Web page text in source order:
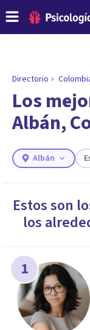
ENCONTRAR MI
Responde a
los
necesidades.
Directorio
Los
Albán,
Albán
Estos son
los
1